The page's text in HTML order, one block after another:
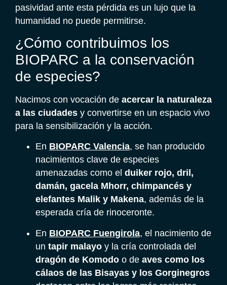
pasividad ante esta pérdida es un lujo que la
humanidad no puede permitirse.
¿Cómo contribuimos los
BIOPARC a la conservación
de especies?
Nacimos con vocación de acercar la naturaleza
a las ciudades y convertirse en un espacio vivo
para la sensibilización y la acción.
En BIOPARC Valencia, se han producido
nacimientos clave de especies
amenazadas como el duiker rojo, dril,
damán, gacela Mhorr, chimpancés y
elefantes Malik y Makena, además de la
esperada cría de rinoceronte.
En BIOPARC Fuengirola, el nacimiento de
un tapir malayo y la cría controlada del
dragón de Komodo o de aves como los
cálaos de las Bisayas y los Gorginegros